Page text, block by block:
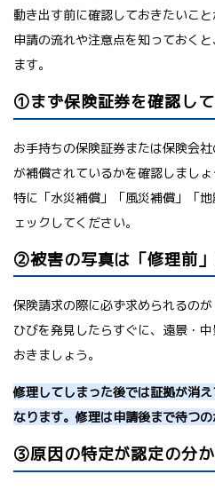
動き出す前に確認しておきたいこと
申請の流れや注意点を知っておく
ます。
①まず保険証券を確認し
お手持ちの保険証券または保険会
が補償されているかを確認しましょ
特に「水災補償」「風災補償」「
ェックしてください。
②被害の写真は「修理前
保険請求の際に必ず求められるのが
ひびを発見したらすぐに、遠景・
おきましょう。
修理してしまった後では証拠が消
なります。修理は申請後まで待つの
③原因の特定が認定の分